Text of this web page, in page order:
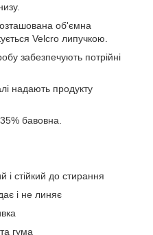
об'ємна
Velcro липучкою.
забезпечують потрійні
надають продукту
бавовна.
і стійкий до стирання
і не линяє
гума